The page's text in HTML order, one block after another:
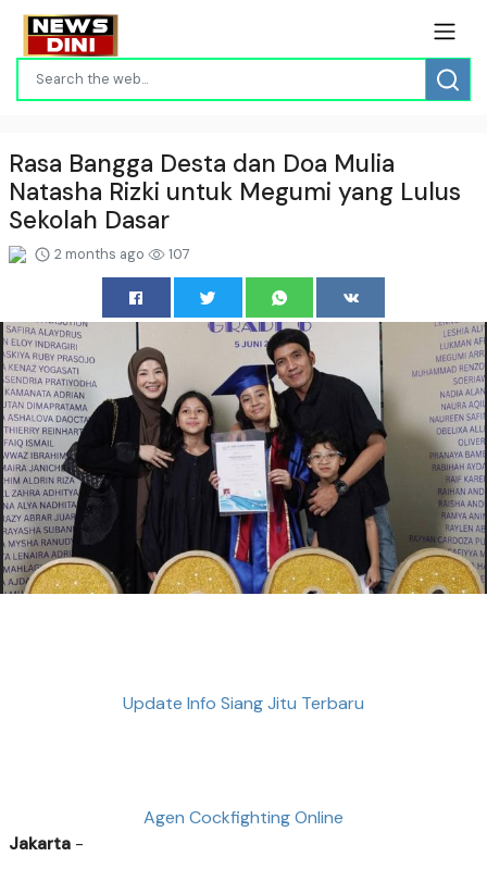
Rasa Bangga Desta dan Doa Mulia
Natasha Rizki untuk Megumi yang Lulus
Sekolah Dasar
2 months ago 107
Update Info Siang Jitu Terbaru
Agen Cockfighting Online
Jakarta -